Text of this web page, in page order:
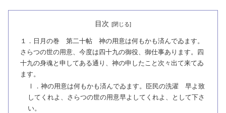
目次
１．日月の巻 第二十帖 神の用意は何もかも済んでゐます。
さらつの世の用意、今度は四十九の御役、御仕事あります。四
十九の身魂と申してある通り、神の申したこと次々出て来てゐ
ます。
Ⅰ．神の用意は何もかも済んでゐます。臣民の洗濯 早よ致
してくれよ、さらつの世の用意早よしてくれよ、として下さ
い。